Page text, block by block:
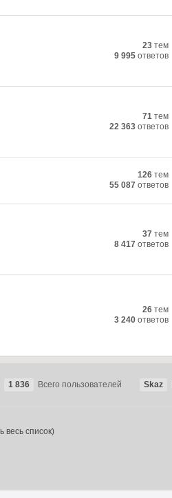
23 тем
9 995 ответов
71 тем
22 363 ответов
126 тем
55 087 ответов
37 тем
8 417 ответов
26 тем
3 240 ответов
1 836 Всего пользователей Skaz
весь список)